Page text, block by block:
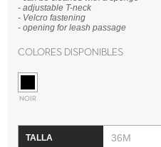
- adjustable T-neck
- Velcro fastening
- opening for leash passage
Colores disponibles
NOIR
36M